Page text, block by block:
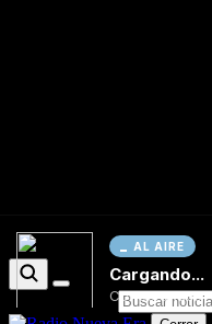
AL AIRE
Cargando...
Conectando...